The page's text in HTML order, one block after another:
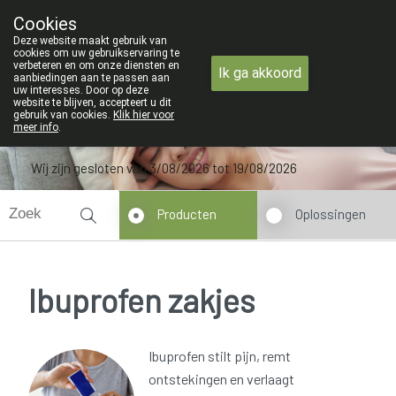
09 228 32 36
Wij zijn gesloten van 3/08/2026 tot 19/08/2026
Producten Oplossingen
Ibuprofen zakjes
Ibuprofen stilt pijn, remt
ontstekingen en verlaagt
Cookies
Deze website maakt gebruik van
cookies om uw gebruikservaring te
verbeteren en om onze diensten en
aanbiedingen aan te passen aan
uw interesses. Door op deze
website te blijven, accepteert u dit
gebruik van cookies. Klik hier voor
meer info.
Ik ga akkoord